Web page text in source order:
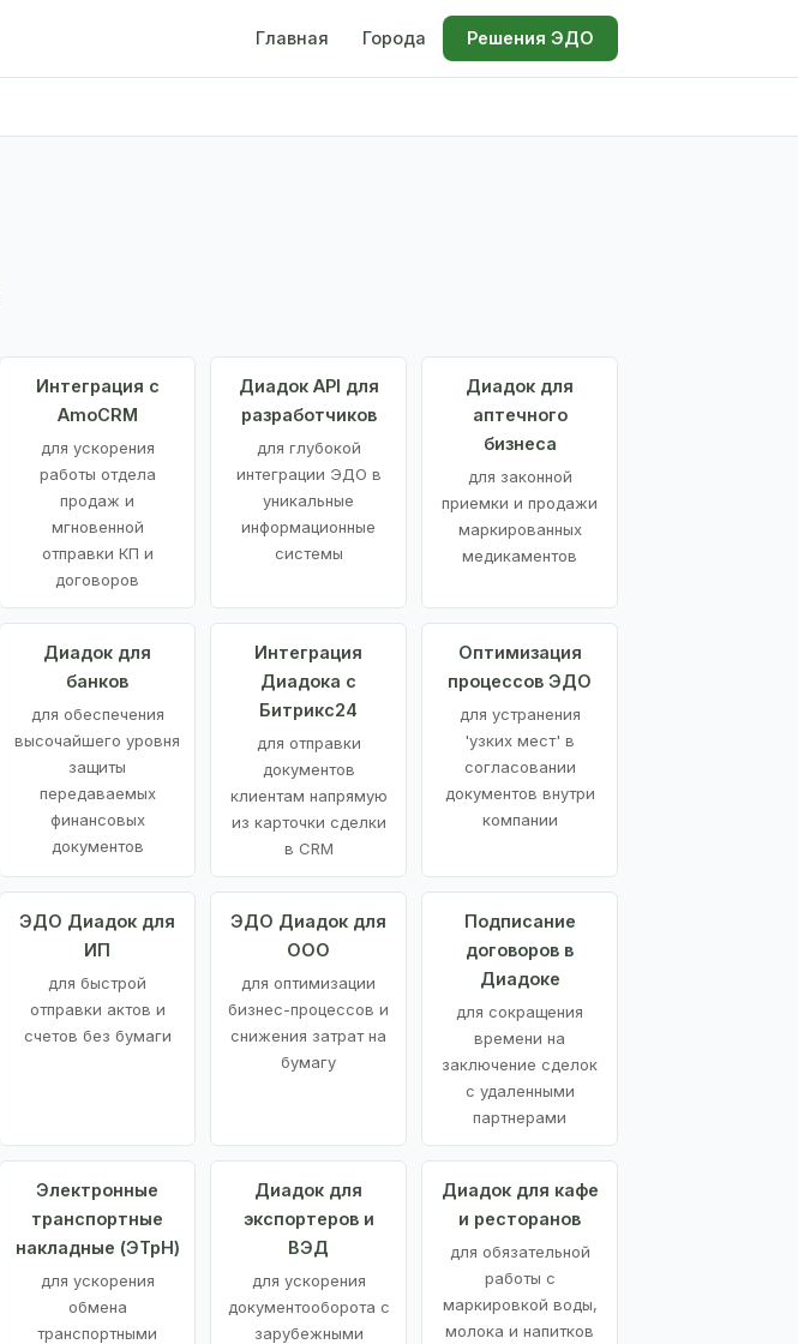
Главная Города Решения ЭДО
Интеграция с
AmoCRM
для ускорения
работы отдела
продаж и
мгновенной
отправки КП и
договоров
Диадок API для
разработчиков
для глубокой
интеграции ЭДО в
уникальные
информационные
системы
Диадок для
аптечного
бизнеса
для законной
приемки и продажи
маркированных
медикаментов
Диадок для
банков
для обеспечения
высочайшего уровня
защиты
передаваемых
финансовых
документов
Интеграция
Диадока с
Битрикс24
для отправки
документов
клиентам напрямую
из карточки сделки
в CRM
Оптимизация
процессов ЭДО
для устранения
'узких мест' в
согласовании
документов внутри
компании
ЭДО Диадок для
ИП
для быстрой
отправки актов и
счетов без бумаги
ЭДО Диадок для
ООО
для оптимизации
бизнес-процессов и
снижения затрат на
бумагу
Подписание
договоров в
Диадоке
для сокращения
времени на
заключение сделок
с удаленными
партнерами
Электронные
транспортные
накладные (ЭТрН)
для ускорения
обмена
транспортными
Диадок для
экспортеров и
ВЭД
для ускорения
документооборота с
зарубежными
Диадок для кафе
и ресторанов
для обязательной
работы с
маркировкой воды,
молока и напитков